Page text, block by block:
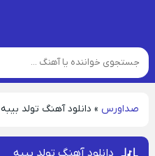
صداورس » دانلود آهنگ تولد بیبه